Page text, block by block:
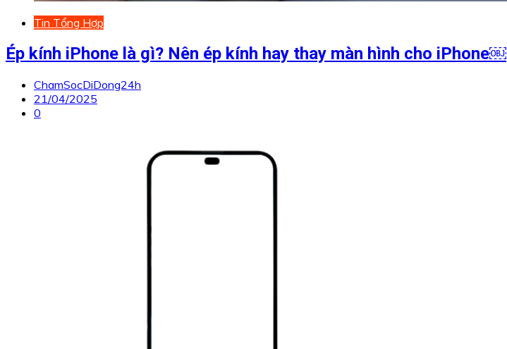
Tin Tổng Hợp
Ép kính iPhone là gì? Nên ép kính hay thay màn hình cho iPhone￼
ChamSocDiDong24h
21/04/2025
0